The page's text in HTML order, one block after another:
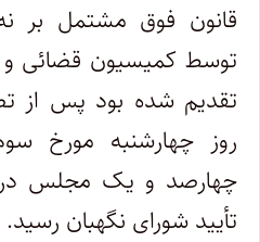
قانون فوق مشتمل بر
توسط کمیسیون قضائی
تقدیم شده بود پس از
روز چهارشنبه مورخ
تأیید شورای نگهبان رسید.